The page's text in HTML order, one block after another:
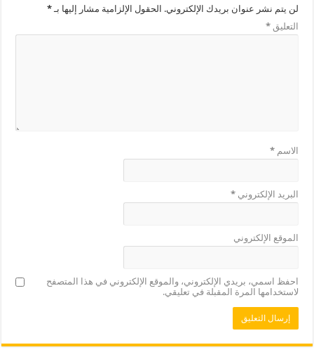
لن يتم نشر عنوان بريدك الإلكتروني. الحقول الإلزامية مشار إليها بـ*
التعليق*
الاسم*
البريد الإلكتروني*
الموقع الإلكتروني
احفظ اسمي، بريدي الإلكتروني، والموقع الإلكتروني في هذا المتصفح
لاستخدامها المرة المقبلة في تعليقي.